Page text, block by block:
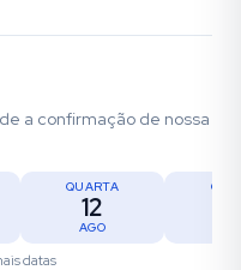
a confirmação de nossa
QUARTA
12
AGO
datas